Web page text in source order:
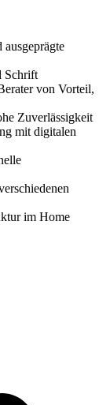
ausgeprägte
Schrift
von Vorteil,
Zuverlässigkeit
mit digitalen
im Home